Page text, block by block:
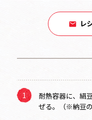
レ
耐熱容器に、絹
ぜる。（※納豆の